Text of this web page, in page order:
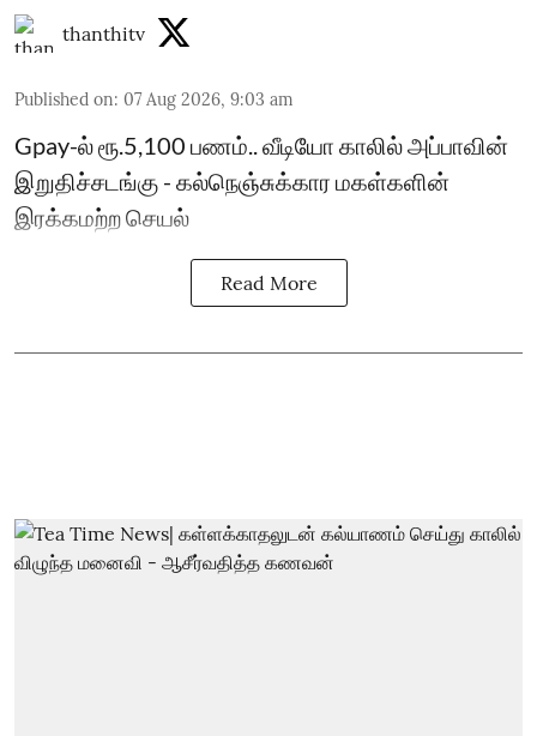
thanthitv
Published on: 07 Aug 2026, 9:03 am
Gpay-ல் ரூ.5,100 பணம்.. வீடியோ காலில் அப்பாவின்
இறுதிச்சடங்கு - கல்நெஞ்சுக்கார மகள்களின்
இரக்கமற்ற செயல்
Read More